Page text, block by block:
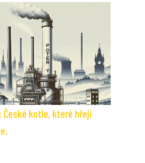
České kotle, které hřejí